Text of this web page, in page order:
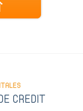
CREDIT